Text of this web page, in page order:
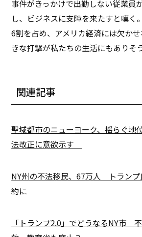
事件がきっかけで出勤しない従業員
し、ビジネスに支障を来たすと嘆く
6割を占め、アメリカ経済には欠か
きな打撃が私たちの生活にもありそ
関連記事
聖域都市のニューヨーク、揺らぐ地
法改正に意欲示す
NY州の不法移民、67万人 トランプ
約に
「トランプ2.0」でどうなるNY市